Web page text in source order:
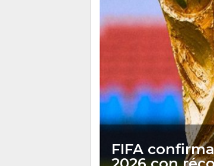
FIFA